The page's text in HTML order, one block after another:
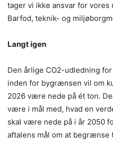
tager vi ikke ansvar for vores
Barfod, teknik- og
Langt igen
Den årlige CO2-udledning
inden for bygrænsen vil om
2026 være nede på ét ton.
være i mål med, hvad en
skal være nede på i år 2050
aftalens mål om at